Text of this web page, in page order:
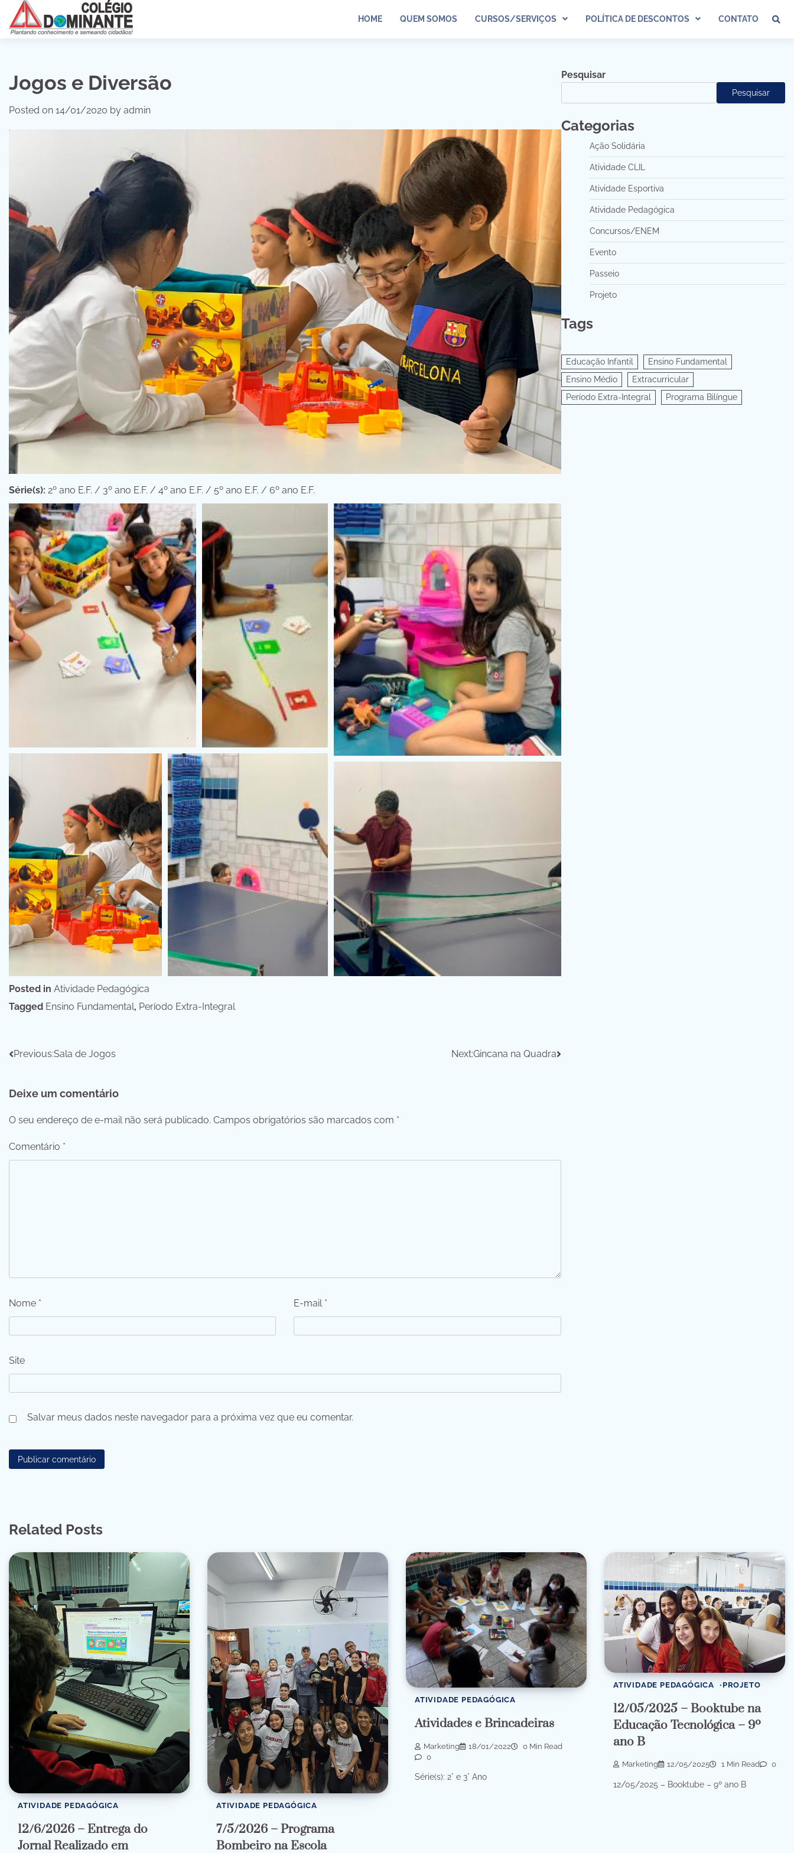
content
HOME QUEM SOMOS CURSOS/SERVIÇOS POLÍTICA DE DESCONTOS CONTATO
Jogos e Diversão
Posted on 14/01/2020 by admin
Série(s): 2º ano E.F. / 3º ano E.F. / 4º ano E.F. / 5º ano E.F. / 6º ano E.F.
Posted in Atividade Pedagógica
Tagged Ensino Fundamental, Período Extra-Integral
Navegação
Post
Previous:Sala de Jogos Next:Gincana na Quadra
Deixe um comentário
O seu endereço de e-mail não será publicado. Campos obrigatórios são marcados com *
Comentário *
Nome * E-mail *
Site
Salvar meus dados neste navegador para a próxima vez que eu comentar.
Pesquisar
Pesquisar
Categorias
Ação Solidária
Atividade CLIL
Atividade Esportiva
Atividade Pedagógica
Concursos/ENEM
Evento
Passeio
Projeto
Tags
Educação Infantil
Ensino Fundamental
Ensino Médio
Extracurricular
Período Extra-Integral
Programa Bilíngue
Related Posts
ATIVIDADE PEDAGÓGICA
12/6/2026 – Entrega do
Jornal Realizado em
ATIVIDADE PEDAGÓGICA
7/5/2026 – Programa
Bombeiro na Escola
ATIVIDADE PEDAGÓGICA
Atividades e Brincadeiras
Marketing 18/01/2022
0 Min Read
0
Série(s): 2° e 3° Ano
ATIVIDADE PEDAGÓGICA PROJETO
12/05/2025 – Booktube na
Educação Tecnológica – 9º
ano B
Marketing 12/05/2025 1 Min Read 0
12/05/2025 – Booktube – 9º ano B